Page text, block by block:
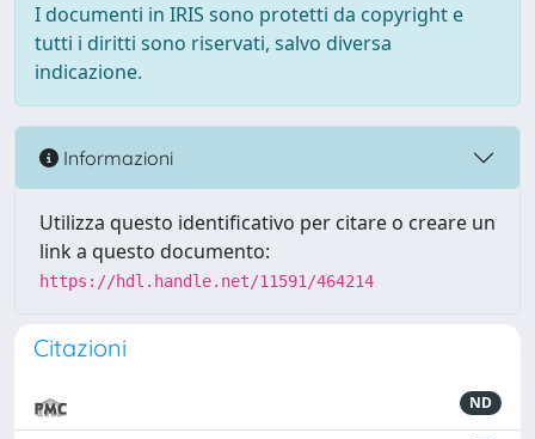
I documenti in IRIS sono protetti da copyright e
tutti i diritti sono riservati, salvo diversa
indicazione.
Informazioni
Utilizza questo identificativo per citare o creare un
link a questo documento:
https://hdl.handle.net/11591/464214
Citazioni
ND